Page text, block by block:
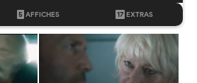
5 AFFICHES 17 EXTRAS